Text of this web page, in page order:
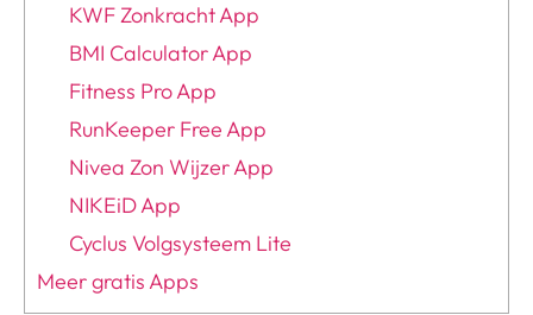
KWF Zonkracht App
BMI Calculator App
Fitness Pro App
RunKeeper Free App
Nivea Zon Wijzer App
NIKEiD App
Cyclus Volgsysteem Lite
Meer gratis Apps